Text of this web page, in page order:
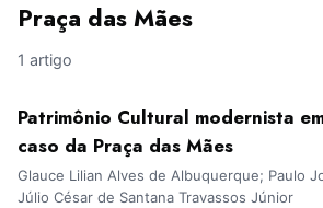
Praça das Mães
1 artigo
Patrimônio Cultural modernista
caso da Praça das Mães
Glauce Lilian Alves de Albuquerque; Paulo
Júlio César de Santana Travassos Júnior